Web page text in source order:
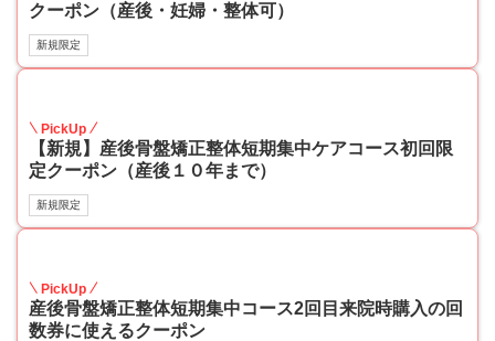
クーポン（産後・妊婦・整体可）
新規限定
PickUp
【新規】産後骨盤矯正整体短期集中ケアコース初回限
定クーポン（産後１０年まで）
新規限定
PickUp
産後骨盤矯正整体短期集中コース2回目来院時購入の回
数券に使えるクーポン